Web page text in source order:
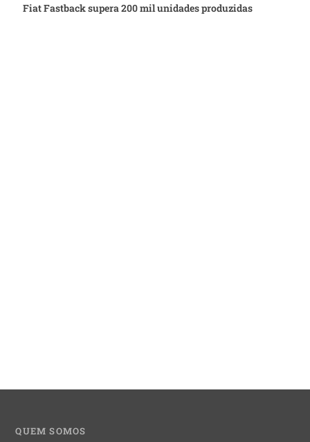
Fiat Fastback supera 200 mil unidades produzidas
QUEM SOMOS